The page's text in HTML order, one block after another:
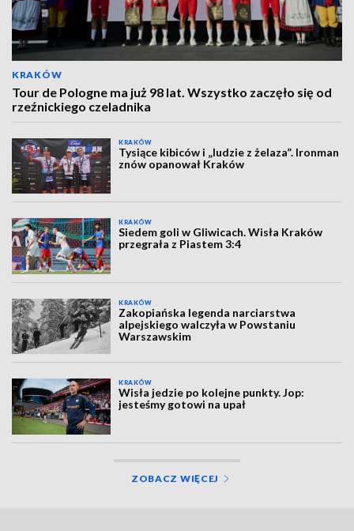
KRAKÓW
Tour de Pologne ma już 98 lat. Wszystko zaczęło się od
rzeźnickiego czeladnika
KRAKÓW
Tysiące kibiców i „ludzie z żelaza”. Ironman
znów opanował Kraków
KRAKÓW
Siedem goli w Gliwicach. Wisła Kraków
przegrała z Piastem 3:4
KRAKÓW
Zakopiańska legenda narciarstwa
alpejskiego walczyła w Powstaniu
Warszawskim
KRAKÓW
Wisła jedzie po kolejne punkty. Jop:
jesteśmy gotowi na upał
ZOBACZ WIĘCEJ